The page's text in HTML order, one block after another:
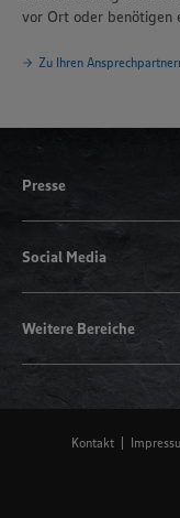
vor Ort oder benötigen
Zu Ihren
Presse
Social Media
Weitere Bereiche
Kontakt